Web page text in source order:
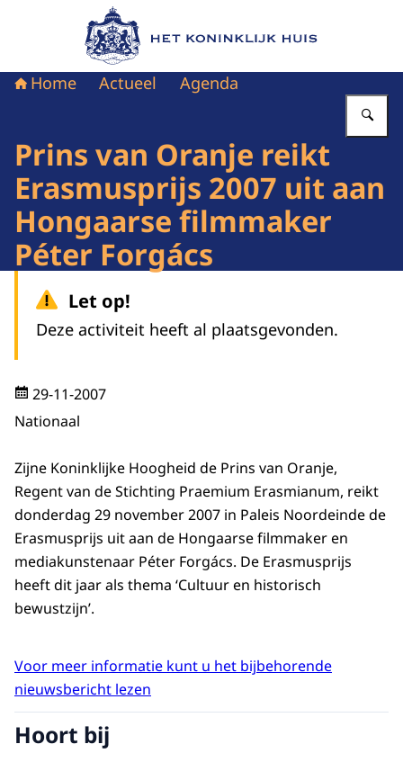
Naar de homepage van Het Koninklijk Huis
Home Actueel Agenda
Prins van Oranje reikt
Erasmusprijs 2007 uit aan
Hongaarse filmmaker
Péter Forgács
Let op!
Deze activiteit heeft al plaatsgevonden.
29-11-2007
Nationaal
Zijne Koninklijke Hoogheid de Prins van Oranje,
Regent van de Stichting Praemium Erasmianum, reikt
donderdag 29 november 2007 in Paleis Noordeinde de
Erasmusprijs uit aan de Hongaarse filmmaker en
mediakunstenaar Péter Forgács. De Erasmusprijs
heeft dit jaar als thema ‘Cultuur en historisch
bewustzijn’.
Voor meer informatie kunt u het bijbehorende
nieuwsbericht lezen
Hoort bij